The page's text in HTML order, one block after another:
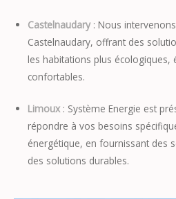
Castelnaudary : Nous
Castelnaudary, offrant des
les habitations plus
confortables.
Limoux : Système Energie est
répondre à vos besoins
énergétique, en fournissant des
des solutions durables.